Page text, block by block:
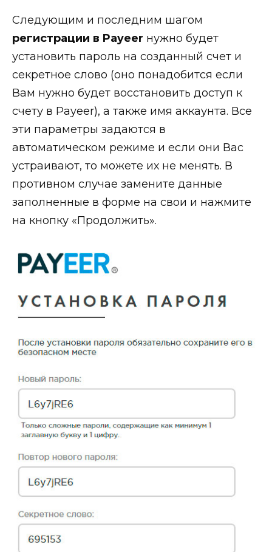
Следующим и последним шагом
регистрации в Payeer нужно будет
установить пароль на созданный счет и
секретное слово (оно понадобится если
Вам нужно будет восстановить доступ к
счету в Payeer), а также имя аккаунта. Все
эти параметры задаются в
автоматическом режиме и если они Вас
устраивают, то можете их не менять. В
противном случае замените данные
заполненные в форме на свои и нажмите
на кнопку «Продолжить».